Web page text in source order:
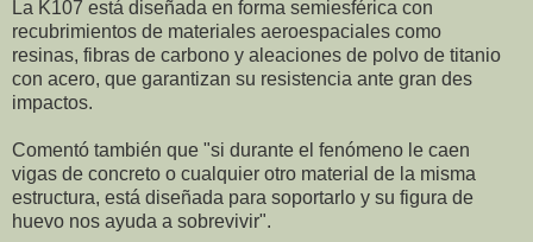
La K107 está diseñada en forma semiesférica con
recubrimientos de materiales aeroespaciales como
resinas, fibras de carbono y aleaciones de polvo de titanio
con acero, que garantizan su resistencia ante gran des
impactos.
Comentó también que "si durante el fenómeno le caen
vigas de concreto o cualquier otro material de la misma
estructura, está diseñada para soportarlo y su figura de
huevo nos ayuda a sobrevivir".